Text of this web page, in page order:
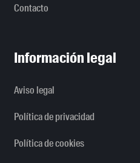
Contacto
Información legal
Aviso legal
Política de privacidad
Política de cookies